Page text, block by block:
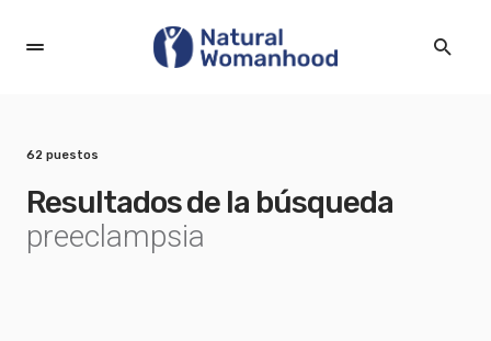
62 puestos
Resultados de la búsqueda
preeclampsia